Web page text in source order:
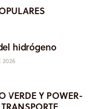
hidrógeno
2026
VERDE Y POWER-